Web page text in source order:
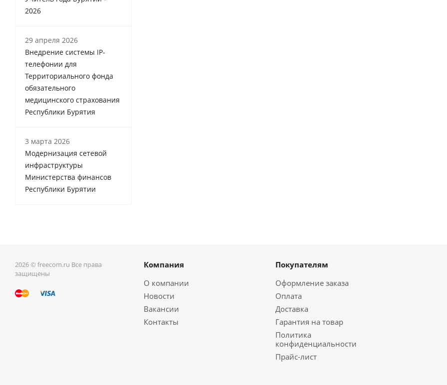
2026
29 апреля 2026
Внедрение системы IP-
телефонии для
Территориального фонда
обязательного
медицинского страхования
Республики Бурятия
3 марта 2026
Модернизация сетевой
инфраструктуры
Министерства финансов
Республики Бурятии
2026 © freecom.ru Все права
защищены
Компания
О компании
Новости
Вакансии
Контакты
Покупателям
Оформление заказа
Оплата
Доставка
Гарантия на товар
Политика
конфиденциальности
Прайс-лист